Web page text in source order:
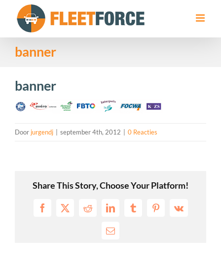
banner
banner
Door jurgendj | september 4th, 2012 | 0 Reacties
Share This Story, Choose Your Platform!
Facebook
X RedditLinkedInTumblrPinterest
Vk
E-